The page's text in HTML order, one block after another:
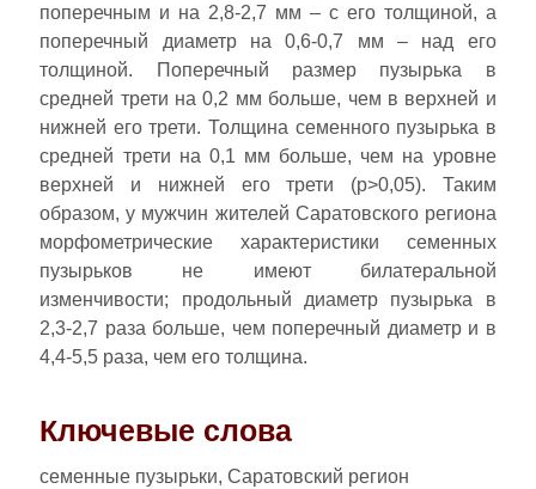
поперечным и на 2,8-2,7 мм – с его толщиной, а
поперечный диаметр на 0,6-0,7 мм – над его
толщиной. Поперечный размер пузырька в
средней трети на 0,2 мм больше, чем в верхней и
нижней его трети. Толщина семенного пузырька в
средней трети на 0,1 мм больше, чем на уровне
верхней и нижней его трети (р>0,05). Таким
образом, у мужчин жителей Саратовского региона
морфометрические характеристики семенных
пузырьков не имеют билатеральной
изменчивости; продольный диаметр пузырька в
2,3-2,7 раза больше, чем поперечный диаметр и в
4,4-5,5 раза, чем его толщина.
Ключевые слова
семенные пузырьки, Саратовский регион